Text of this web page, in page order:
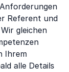
Referent und
gleichen
Ihrem
alle Details